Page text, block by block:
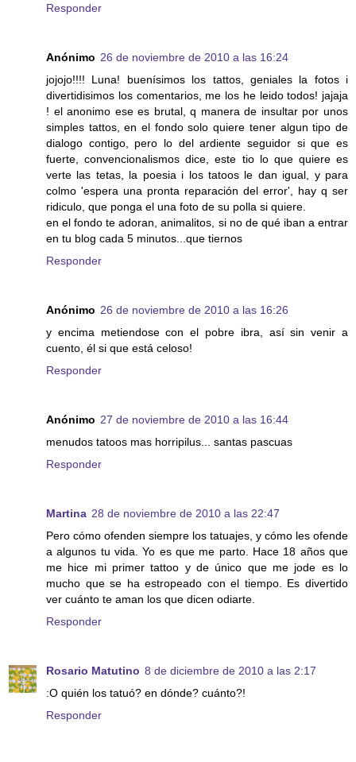
Responder
Anónimo 26 de noviembre de 2010 a las 16:24
jojojo!!!! Luna! buenísimos los tattos, geniales la fotos i
divertidisimos los comentarios, me los he leido todos! jajaja
! el anonimo ese es brutal, q manera de insultar por unos
simples tattos, en el fondo solo quiere tener algun tipo de
dialogo contigo, pero lo del ardiente seguidor si que es
fuerte, convencionalismos dice, este tio lo que quiere es
verte las tetas, la poesia i los tatoos le dan igual, y para
colmo 'espera una pronta reparación del error', hay q ser
ridiculo, que ponga el una foto de su polla si quiere.
en el fondo te adoran, animalitos, si no de qué iban a entrar
en tu blog cada 5 minutos...que tiernos
Responder
Anónimo 26 de noviembre de 2010 a las 16:26
y encima metiendose con el pobre ibra, así sin venir a
cuento, él si que está celoso!
Responder
Anónimo 27 de noviembre de 2010 a las 16:44
menudos tatoos mas horripilus... santas pascuas
Responder
Martina 28 de noviembre de 2010 a las 22:47
Pero cómo ofenden siempre los tatuajes, y cómo les ofende
a algunos tu vida. Yo es que me parto. Hace 18 años que
me hice mi primer tattoo y de único que me jode es lo
mucho que se ha estropeado con el tiempo. Es divertido
ver cuánto te aman los que dicen odiarte.
Responder
Rosario Matutino 8 de diciembre de 2010 a las 2:17
:O quién los tatuó? en dónde? cuánto?!
Responder